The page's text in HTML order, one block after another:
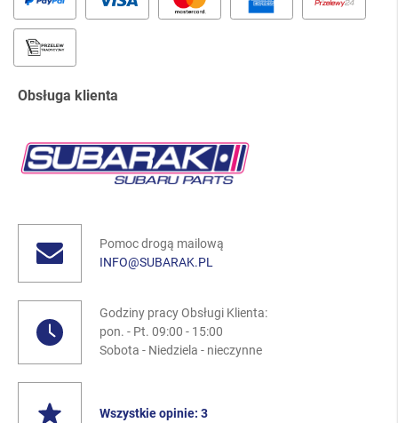
Obsługa klienta
Pomoc drogą mailową
INFO@SUBARAK.PL
Godziny pracy Obsługi Klienta:
pon. - Pt. 09:00 - 15:00
Sobota - Niedziela - nieczynne
Wszystkie opinie: 3